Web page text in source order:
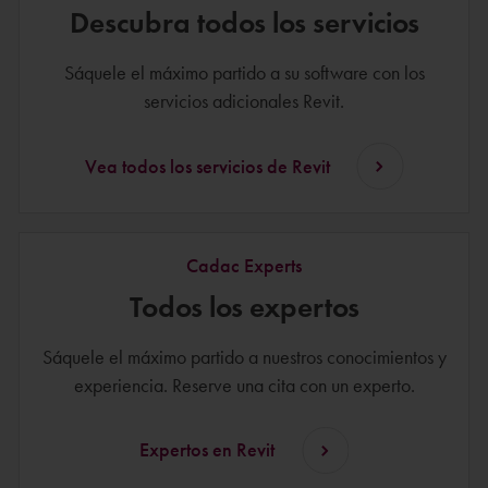
Descubra todos los servicios
Sáquele el máximo partido a su software con los
servicios adicionales Revit.
Vea todos los servicios de Revit
Cadac Experts
Todos los expertos
Sáquele el máximo partido a nuestros conocimientos y
experiencia. Reserve una cita con un experto.
Expertos en Revit